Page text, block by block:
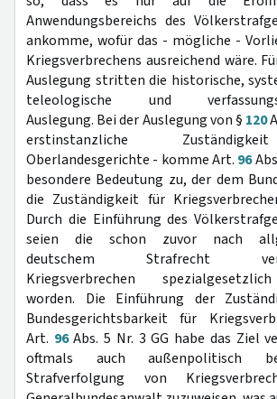
Anwendungsbereichs des
ankomme, wofür das - mögliche -
Kriegsverbrechens ausreichend wäre.
Auslegung stritten die historische,
teleologische und
Auslegung. Bei der Auslegung von § 120
erstinstanzliche
Oberlandesgerichte - komme Art. 96
besondere Bedeutung zu, der dem
die Zuständigkeit für
Durch die Einführung des
seien die schon zuvor nach
deutschem Strafrecht
Kriegsverbrechen
worden. Die Einführung der
Bundesgerichtsbarkeit für
Art. 96Abs. 5 Nr. 3 GG habe das Ziel
oftmals auch außenpolitisch
Strafverfolgung von